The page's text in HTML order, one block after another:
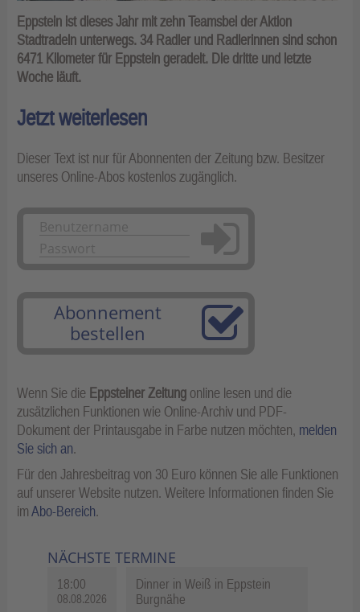
Eppstein ist dieses Jahr mit zehn Teamsbei der Aktion
Stadtradeln unterwegs. 34 Radler und Radlerinnen sind schon
6471 Kilometer für Eppstein geradelt. Die dritte und letzte
Woche läuft.
Jetzt weiterlesen
Dieser Text ist nur für Abonnenten der Zeitung bzw. Besitzer
unseres Online-Abos kostenlos zugänglich.
Anmelden
Abonnement
bestellen
Wenn Sie die Eppsteiner Zeitung online lesen und die
zusätzlichen Funktionen wie Online-Archiv und PDF-
Dokument der Printausgabe in Farbe nutzen möchten, melden
Sie sich an.
Für den Jahresbeitrag von 30 Euro können Sie alle Funktionen
auf unserer Website nutzen. Weitere Informationen finden Sie
imAbo-Bereich.
NÄCHSTE TERMINE
18:00
08.08.2026
Dinner in Weiß in Eppstein
Burgnähe